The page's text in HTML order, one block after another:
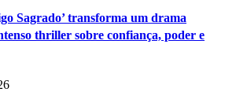
Sagrado’ transforma um drama
thriller sobre confiança, poder e